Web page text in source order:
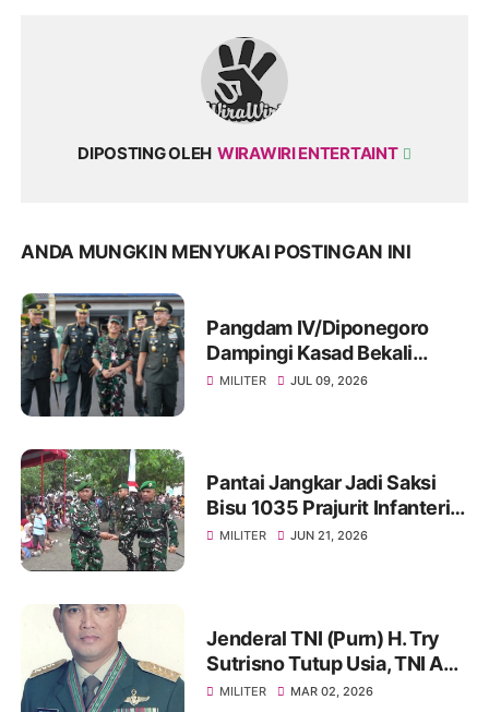
DIPOSTING OLEH WIRAWIRI ENTERTAINT
ANDA MUNGKIN MENYUKAI POSTINGAN INI
Pangdam IV/Diponegoro
Dampingi Kasad Bekali
Taruna Akmil, Siapkan
MILITER JUL 09, 2026
Pantai Jangkar Jadi Saksi
Bisu 1035 Prajurit Infanteri,
Ikuti Tradisi Pembaretan
MILITER JUN 21, 2026
Jenderal TNI (Purn) H. Try
Sutrisno Tutup Usia, TNI AD
Berduka
MILITER MAR 02, 2026